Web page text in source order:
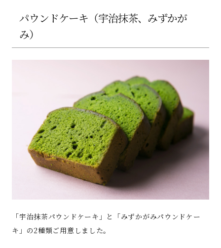
パウンドケーキ（宇治抹茶、みずかが
み）
「宇治抹茶パウンドケーキ」と「みずかがみパウンドケー
キ」の2種類ご用意しました。